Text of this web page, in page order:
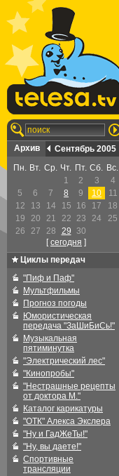
Архив
Сентябрь 2005
Пн. Вт. Ср. Чт. Пт. Сб. Вс.
1
2 3
4
5
6 7 8 9 10
11
12
13 14 15 16 17
18
19
20 21 22 23 24
25
26
27 28 29
30
[cегодня ]
Циклы передач
"Пиф и Паф"
Мультфильмы
Прогноз погоды
Юмористическая
передача "ЗаШиБиСь!"
Музыкальная
пятиминутка
"Электрический лес"
"Кинопробы"
"Нестрашные рецепты
от доктора М."
Каталог карикатуры
"ОТК" Алекса Экслера
"Ну и ГадЖеТы!"
"Ну, вы даете!"
Спортивные
трансляции